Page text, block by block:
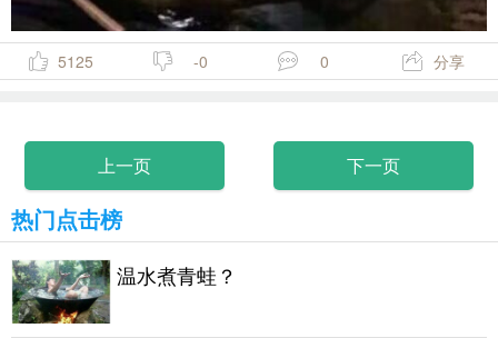
5125 -0 0 分享
上一页 下一页
热门点击榜
温水煮青蛙？